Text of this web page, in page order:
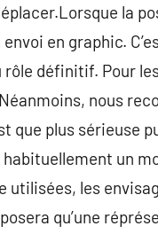
la
en graphic.
définitif. Pour
nous
que plus sérieuse
un
utilisées, les
qu’une